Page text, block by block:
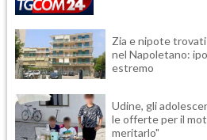
Zia e nipote
nel Napoletano:
estremo
Udine, gli
le offerte per il
meritarlo"